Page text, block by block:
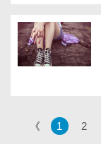
《 1 2